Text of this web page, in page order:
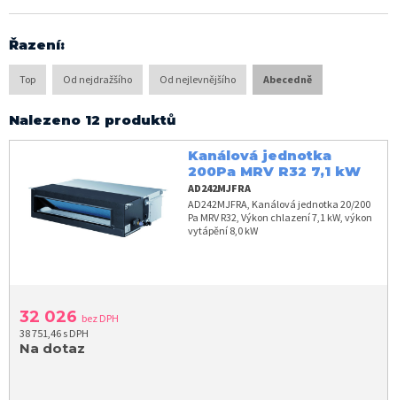
Řazení:
Top Od nejdražšího Od nejlevnějšího Abecedně
Nalezeno 12 produktů
Kanálová jednotka
200Pa MRV R32 7,1 kW
AD242MJFRA
AD242MJFRA, Kanálová jednotka 20/200
Pa MRV R32, Výkon chlazení 7,1 kW, výkon
vytápění 8,0 kW
32 026 bez DPH
38 751,46 s DPH
Na dotaz